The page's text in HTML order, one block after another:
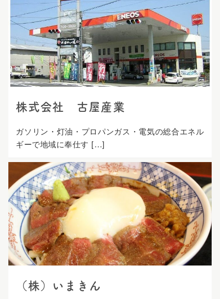
株式会社 古屋産業
ガソリン・灯油・プロパンガス・電気の総合エネル
ギーで地域に奉仕す […]
（株）いまきん